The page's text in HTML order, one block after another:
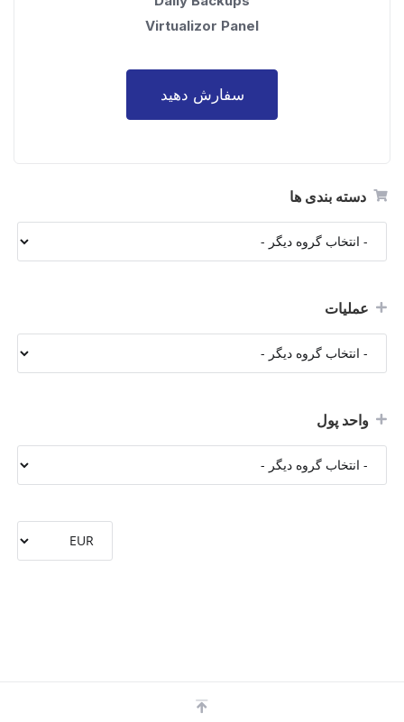
دسته بندی ها
عملیات
واحد پول
Virtualizor Panel
سفارش دهید